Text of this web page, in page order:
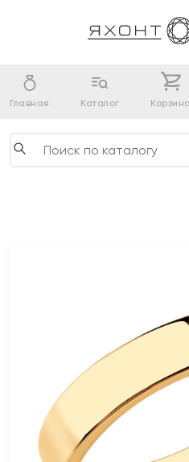
Главная Каталог Корзина